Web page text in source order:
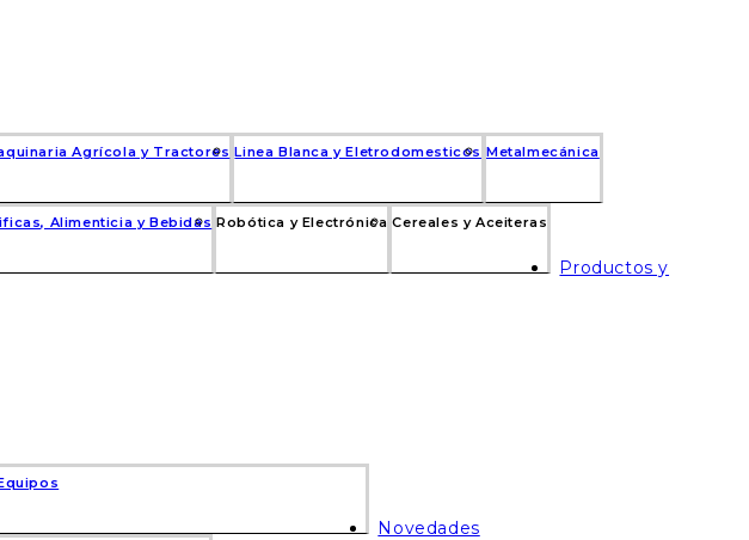
Agrícola y Tractores Linea Blanca y Eletrodomesticos Metalmecánica
Alimenticia y Bebidas Robótica y Electrónica Cereales y Aceiteras
Productos y
Novedades